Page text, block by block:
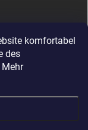
komfortabel
des